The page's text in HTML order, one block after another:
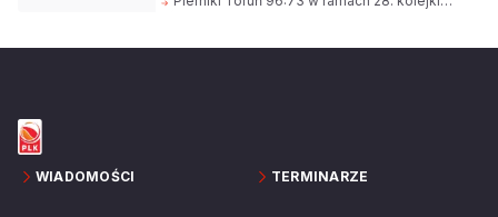
WIADOMOŚCI TERMINARZE